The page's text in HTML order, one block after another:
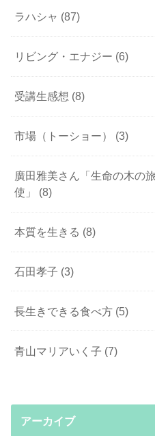
ラハシャ (87)
リビング・エナジー (6)
受講生感想 (8)
市場（トーショー） (3)
廣田雅美さん「生命の木の
使」 (8)
本質を生きる (8)
石田孝子 (3)
長生きできる食べ方 (5)
青山マリアいく子 (7)
アーカイブ